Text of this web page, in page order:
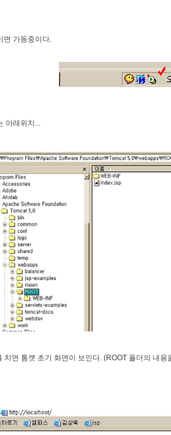
면 가동중이다.
아래위치...
치면 톰캣 초기 화면이 보인다. (ROOT 폴더의 내용